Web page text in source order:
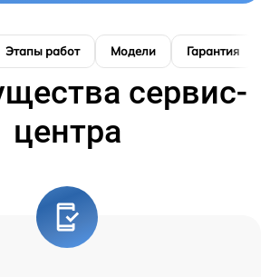
Этапы работ Модели Гарантия
сервис-
центра